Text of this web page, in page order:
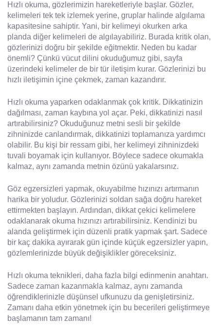
Hızlı okuma, gözlerimizin hareketleriyle başlar. Gözler,
kelimeleri tek tek izlemek yerine, gruplar halinde algılama
kapasitesine sahiptir. Yani, bir kelimeyi okurken arka
planda diğer kelimeleri de algılayabiliriz. Burada kritik olan,
gözlerinizi doğru bir şekilde eğitmektir. Neden bu kadar
önemli? Çünkü vücut dilini okuduğumuz gibi, sayfa
üzerindeki kelimeler de bir tür iletişim kurar. Gözlerinizi bu
hızlı iletişimin içine çekmek, zaman kazandırır.
Hızlı okuma yaparken odaklanmak çok kritik. Dikkatinizin
dağılması, zaman kaybına yol açar. Peki, dikkatinizi nasıl
artırabilirsiniz? Okuduğunuz metni sesli bir şekilde
zihninizde canlandırmak, dikkatinizi toplamanıza yardımcı
olabilir. Bu kişi bir ressam gibi, her kelimeyi zihninizdeki
tuvali boyamak için kullanıyor. Böylece sadece okumakla
kalmaz, aynı zamanda metnin özünü yakalarsınız.
Göz egzersizleri yapmak, okuyabilme hızınızı artırmanın
harika bir yoludur. Gözlerinizi soldan sağa doğru hareket
ettirmekten başlayın. Ardından, dikkat çekici kelimelere
odaklanarak okuma hızınızı artırabilirsiniz. Kendinizi bu
alanda geliştirmek için düzenli pratik yapmak şart. Sadece
bir kaç dakika ayırarak gün içinde küçük egzersizler yapın,
gözlemlerinizde büyük değişiklikler göreceksiniz.
Hızlı okuma teknikleri, daha fazla bilgi edinmenin anahtarı.
Sadece zaman kazanmakla kalmaz, aynı zamanda
öğrendiklerinizle düşünsel ufkunuzu da genişletirsiniz.
Zamanı daha etkin yönetmek için bu becerileri geliştirmeye
başlamanın tam zamanı!